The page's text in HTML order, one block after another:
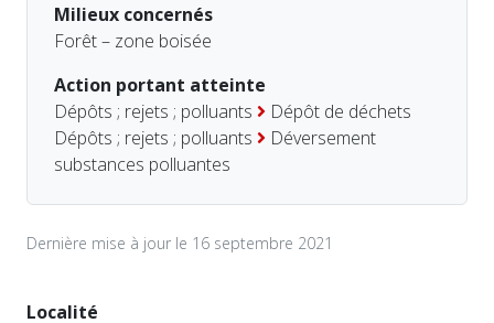
Milieux concernés
Forêt – zone boisée
Action portant atteinte
Dépôts ; rejets ; polluants
Dépôt de déchets
Dépôts ; rejets ; polluants
Déversement
substances polluantes
Dernière mise à jour le 16 septembre 2021
Localité